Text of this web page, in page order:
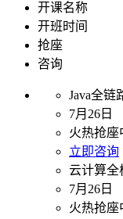
开课名称
开班时间
抢座
咨询
Java全链
7月26日
火热抢座
立即咨询
云计算全
7月26日
火热抢座